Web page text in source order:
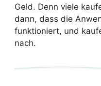
Geld. Denn viele
dann, dass die
funktioniert, und
nach.